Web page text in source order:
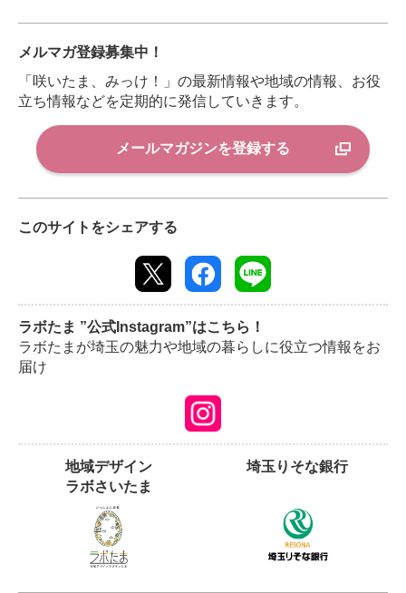
メルマガ登録募集中！
「咲いたま、みっけ！」の最新情報や地域の情報、お役
立ち情報などを定期的に発信していきます。
メールマガジンを登録する
このサイトをシェアする
ラボたま ”公式Instagram”はこちら！
ラボたまが埼玉の魅力や地域の暮らしに役立つ情報をお
届け
地域デザイン
ラボさいたま
埼玉りそな銀行